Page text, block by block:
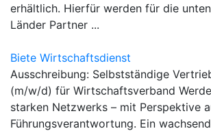
erhältlich. Hierfür werden für die
Länder Partner ...
Biete Wirtschaftsdienst
Ausschreibung: Selbstständige
(m/w/d) für Wirtschaftsverband
starken Netzwerks – mit Perspektive
Führungsverantwortung. Ein